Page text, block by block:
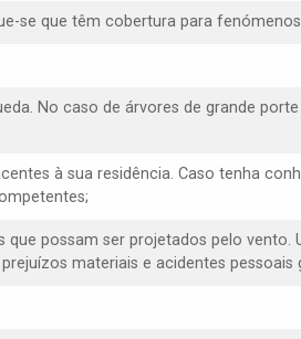
se que têm cobertura para
No caso de árvores de grande
à sua residência. Caso tenha
possam ser projetados pelo vento.
materiais e acidentes pessoais